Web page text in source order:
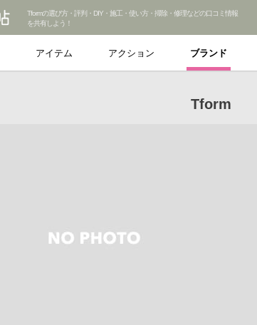
Tformの選び方・評判・DIY・施工・使い方・掃除・修理などの口コミ情報
を共有しよう！
アイテム アクション ブランド
Tform